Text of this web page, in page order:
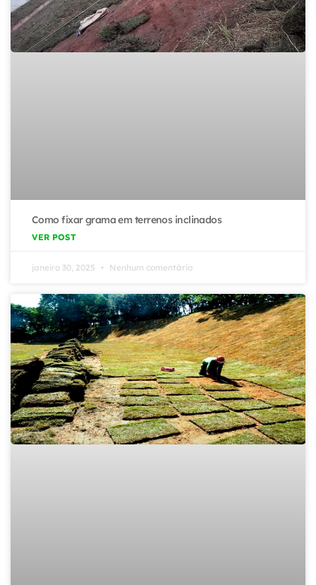
Como fixar grama em terrenos inclinados
VER POST
janeiro 30, 2025 Nenhum comentário